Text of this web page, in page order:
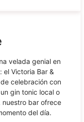
velada genial en
el Victoria Bar &
celebración con
gin tonic local o
bar ofrece
del día.